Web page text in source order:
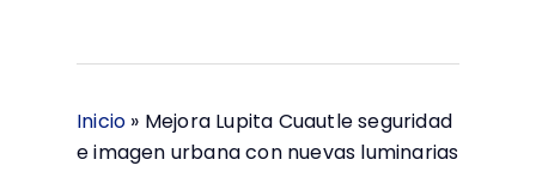
Inicio » Mejora Lupita Cuautle seguridad
e imagen urbana con nuevas luminarias